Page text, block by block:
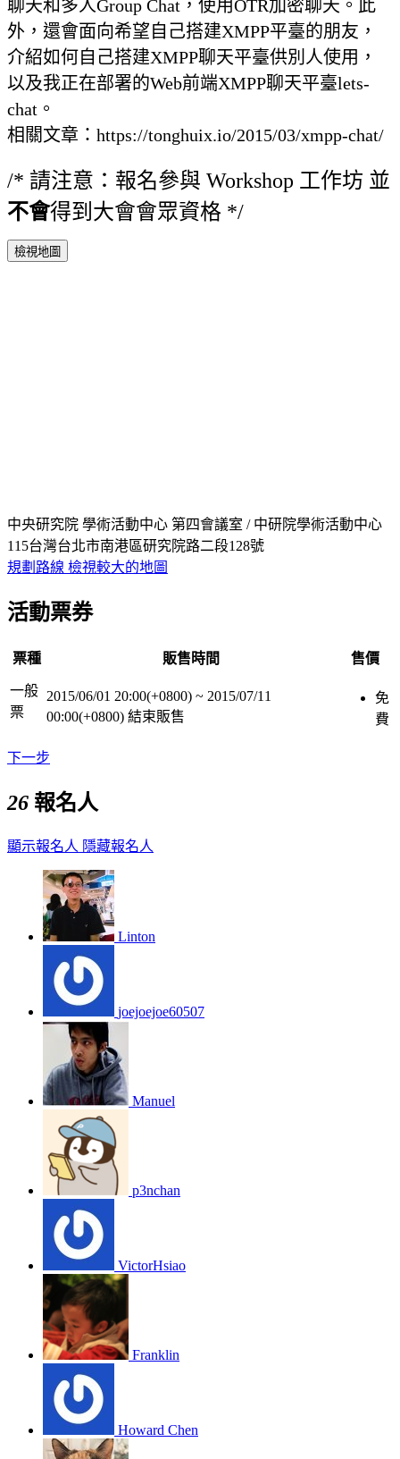
聊天和多人Group Chat，使用OTR加密聊天。此
外，還會面向希望自己搭建XMPP平臺的朋友，
介紹如何自己搭建XMPP聊天平臺供別人使用，
以及我正在部署的Web前端XMPP聊天平臺lets-
chat。
相關文章：https://tonghuix.io/2015/03/xmpp-chat/
/* 請注意：報名參與 Workshop 工作坊 並
不會得到大會會眾資格 */
檢視地圖
中央研究院 學術活動中心 第四會議室 / 中研院學術活動中心
115台灣台北市南港區研究院路二段128號
規劃路線 檢視較大的地圖
活動票券
票種 販售時間 售價
一般
票
2015/06/01 20:00(+0800) ~ 2015/07/11
00:00(+0800) 結束販售
免
費
下一步
26 報名人
顯示報名人 隱藏報名人
Linton
joejoejoe60507
Manuel
p3nchan
VictorHsiao
Franklin
Howard Chen